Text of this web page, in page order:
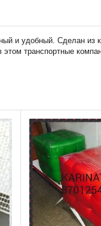
и удобный. Сделан из
транспортные